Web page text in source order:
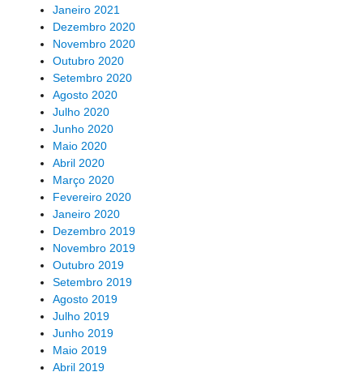
Janeiro 2021
Dezembro 2020
Novembro 2020
Outubro 2020
Setembro 2020
Agosto 2020
Julho 2020
Junho 2020
Maio 2020
Abril 2020
Março 2020
Fevereiro 2020
Janeiro 2020
Dezembro 2019
Novembro 2019
Outubro 2019
Setembro 2019
Agosto 2019
Julho 2019
Junho 2019
Maio 2019
Abril 2019